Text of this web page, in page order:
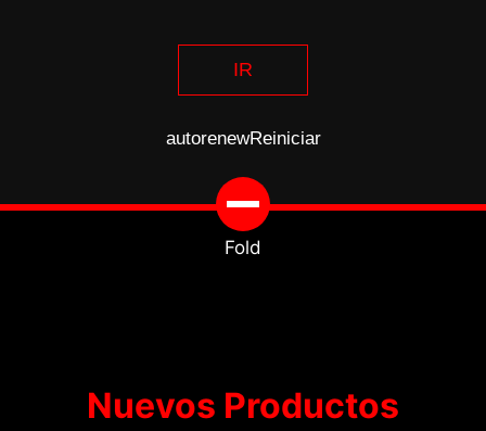
IR
autorenewReiniciar
Fold
Nuevos Productos